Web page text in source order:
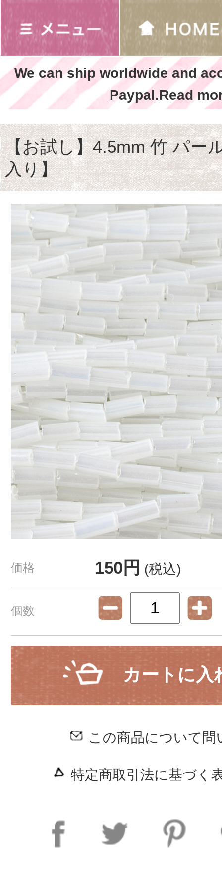
We can ship worldwide and
Paypal.Read
【お試し】4.5mm 竹 パー
入り】
価格 150円 (税込)
個数
カートに入
この商品について問
特定商取引法に基づく